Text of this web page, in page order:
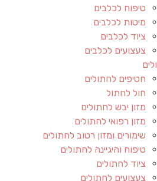
טיפוח לכלבים
מיטות לכלבים
ציוד לכלבים
צעצועים לכלבים
חטיפים לחתולים
חול לחתול
מזון יבש לחתולים
מזון רפואי לחתולים
שימורים ומזון רטוב לחתולים
טיפוח והיגיינה לחתולים
ציוד לחתולים
צעצועים לחתולים